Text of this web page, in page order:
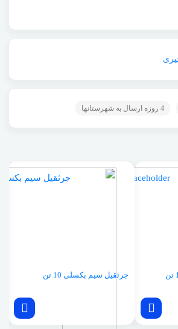
4 روزه ارسال به شهرستانها
جرثقیل سیم بکسلی 10 تن